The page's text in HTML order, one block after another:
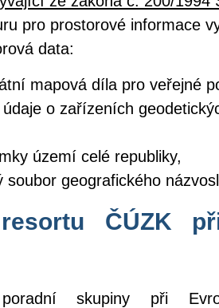
pro prostorové informace
data:
mapová díla pro veřejné
o zařízeních
území celé republiky,
soubor geografického
ČÚZK
skupiny při